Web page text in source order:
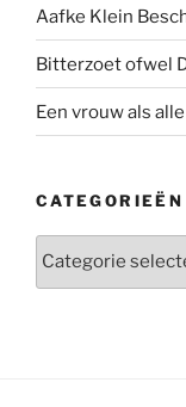
Aafke Klein
Bitterzoet ofwel
Een vrouw als
CATEGORIEËN
Categorieën